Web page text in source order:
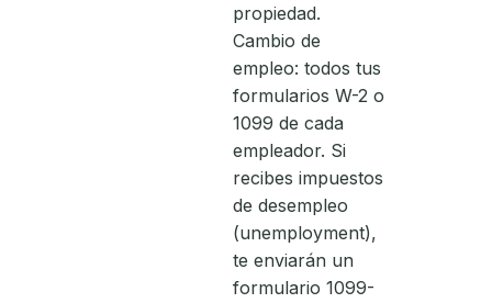
propiedad.
Cambio de
empleo: todos tus
formularios W-2 o
1099 de cada
empleador. Si
recibes impuestos
de desempleo
(unemployment),
te enviarán un
formulario 1099-